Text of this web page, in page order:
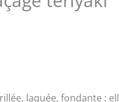
laquée, fondante :